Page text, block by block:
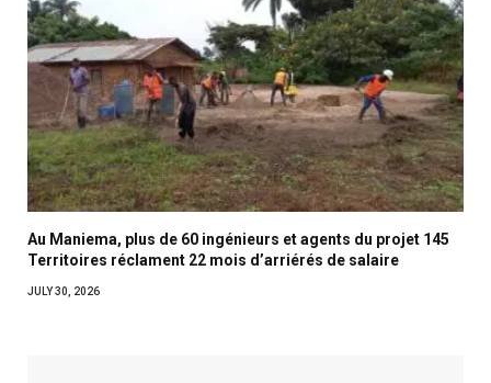
Au Maniema, plus de 60 ingénieurs et agents du projet 145
Territoires réclament 22 mois d’arriérés de salaire
JULY 30, 2026